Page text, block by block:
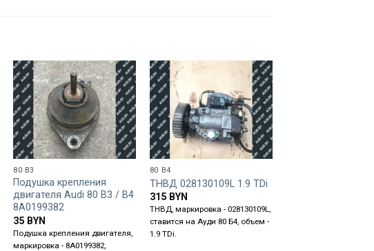
80 B3
Подушка крепления
двигателя Audi 80 B3 / B4
8A0199382
35 BYN
Подушка крепления двигателя,
маркировка - 8A0199382,
80 B4
ТНВД 028130109L 1.9 TDi
315 BYN
ТНВД, маркировка - 028130109L,
ставится на Ауди 80 Б4, объем -
1.9 TDi.